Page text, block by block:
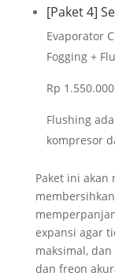
[Paket 4]
Evaporator
Fogging +
Rp
Flushing
kompresor
Paket ini akan
expansi agar
maksimal,
dan freon